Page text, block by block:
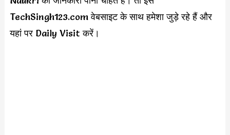
TechSingh123.com वेबसाइट के साथ हमेशा जुड़े रहे हैं और
यहां पर Daily Visit करें।